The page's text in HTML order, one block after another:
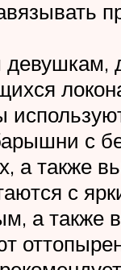
с
а также
с
а